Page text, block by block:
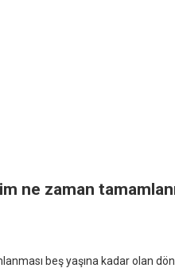
ne zaman
beş yaşına kadar olan